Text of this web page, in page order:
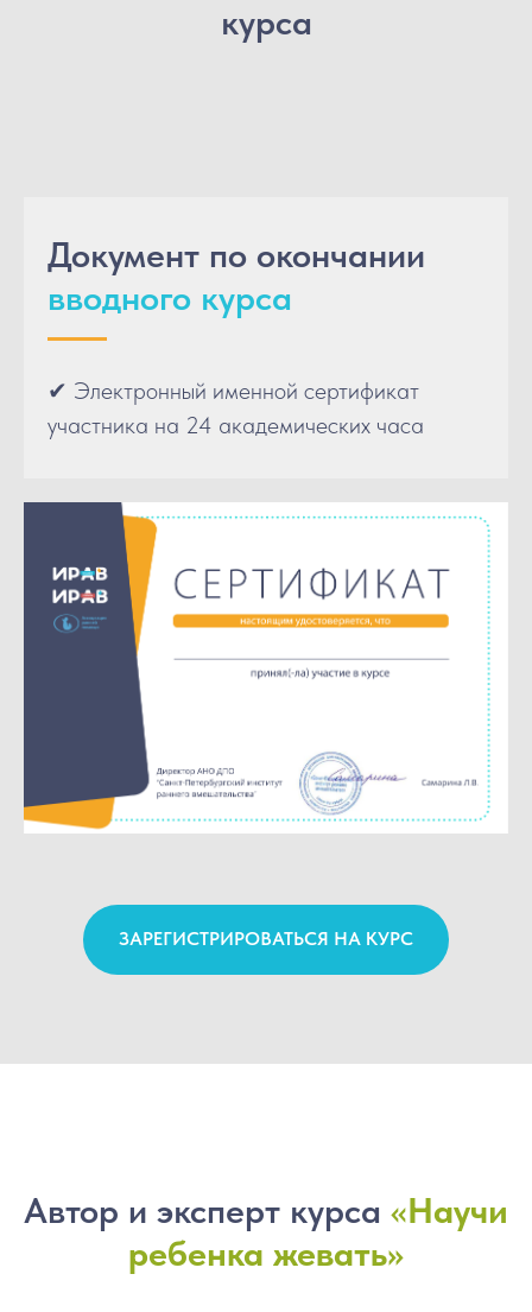
курса
Документ по окончании
вводного курса
✔ Электронный именной сертификат
участника на 24 академических часа
ЗАРЕГИСТРИРОВАТЬСЯ НА КУРС
Автор и эксперт курса «Научи
ребенка жевать»